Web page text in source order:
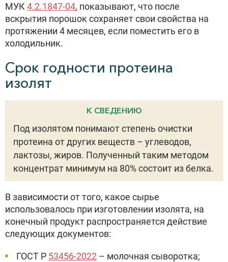
МУК 4.2.1847-04, показывают, что после
вскрытия порошок сохраняет свои свойства на
протяжении 4 месяцев, если поместить его в
холодильник.
Срок годности протеина
изолят
К СВЕДЕНИЮ
Под изолятом понимают степень очистки
протеина от других веществ – углеводов,
лактозы, жиров. Полученный таким методом
концентрат минимум на 80% состоит из белка.
В зависимости от того, какое сырье
использовалось при изготовлении изолята, на
конечный продукт распространяется действие
следующих документов:
ГОСТ Р 53456-2022 – молочная сыворотка;